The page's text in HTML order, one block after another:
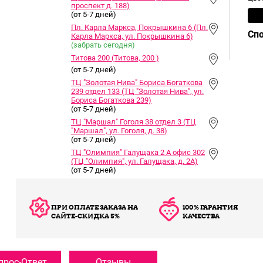
проспект д. 188)
(от 5-7 дней)
Пл. Карла Маркса, Покрышкина 6 (Пл.
Карла Маркса, ул. Покрышкина 6)
(забрать сегодня)
Титова 200 (Титова, 200 )
(от 5-7 дней)
ТЦ "Золотая Нива" Бориса Богаткова
239 отдел 133 (ТЦ "Золотая Нива", ул.
Бориса Богаткова 239)
(от 5-7 дней)
ТЦ "Маршал" Гоголя 38 отдел 3 (ТЦ
"Маршал", ул. Гоголя, д. 38)
(от 5-7 дней)
ТЦ "Олимпия" Галущака 2 А офис 302
(ТЦ "Олимпия", ул. Галущака, д. 2А)
(от 5-7 дней)
ПРИ ОПЛАТЕ ЗАКАЗА НА
САЙТЕ-СКИДКА 5%
100% ГАРАНТИЯ
КАЧЕСТВА